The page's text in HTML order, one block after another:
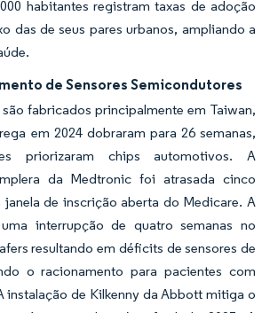
habitantes registram taxas de adoção
das de seus pares urbanos, ampliando a
de Sensores Semicondutores
fabricados principalmente em Taiwan,
em 2024 dobraram para 26 semanas,
priorizaram chips automotivos. A
da Medtronic foi atrasada cinco
janela de inscrição aberta do Medicare. A
interrupção de quatro semanas no
resultando em déficits de sensores de
o racionamento para pacientes com
instalação de Kilkenny da Abbott mitiga o